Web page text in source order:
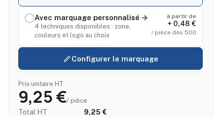
Avec marquage personnalisé
4 techniques disponibles · zone,
couleurs et logo au choix
à partir de
+ 0,48 €
/ pièce dès 500
Configurer le marquage
Prix unitaire HT
9,25 €/ pièce
Total HT
9,25 €